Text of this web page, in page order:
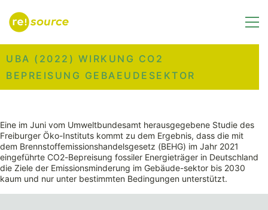
UBA (2022) WIRKUNG CO2
BEPREISUNG GEBAEUDESEKTOR
Eine im Juni vom Umweltbundesamt herausgegebene Studie des
Freiburger Öko-Instituts kommt zu dem Ergebnis, dass die mit
dem Brennstoffemissionshandelsgesetz (BEHG) im Jahr 2021
eingeführte CO2-Bepreisung fossiler Energieträger in Deutschland
die Ziele der Emissionsminderung im Gebäude-sektor bis 2030
kaum und nur unter bestimmten Bedingungen unterstützt.